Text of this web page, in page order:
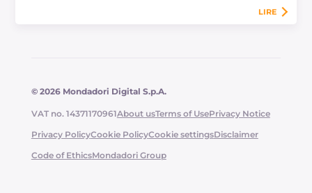
LIRE
© 2026 Mondadori Digital S.p.A.
VAT no. 14371170961About usTerms of UsePrivacy Notice
Privacy PolicyCookie PolicyCookie settingsDisclaimer
Code of EthicsMondadori Group